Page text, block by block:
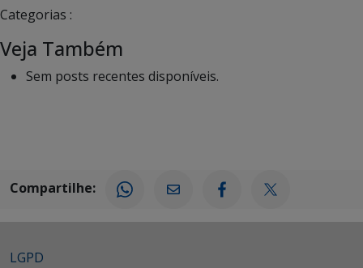
Categorias :
Veja Também
Sem posts recentes disponíveis.
Compartilhe:
LGPD